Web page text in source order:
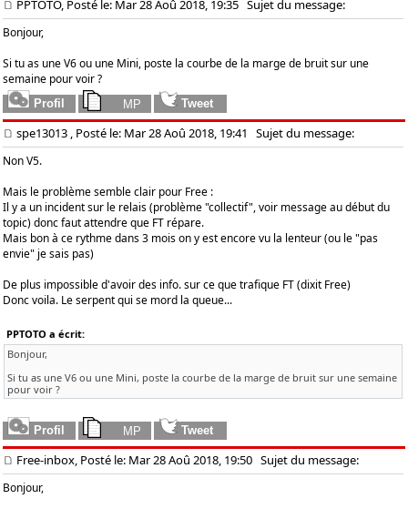
PPTOTO, Posté le: Mar 28 Aoû 2018, 19:35 Sujet du message:
Bonjour,
Si tu as une V6 ou une Mini, poste la courbe de la marge de bruit sur une
semaine pour voir ?
spe13013 , Posté le: Mar 28 Aoû 2018, 19:41 Sujet du message:
Non V5.
Mais le problème semble clair pour Free :
Il y a un incident sur le relais (problème "collectif", voir message au début du
topic) donc faut attendre que FT répare.
Mais bon à ce rythme dans 3 mois on y est encore vu la lenteur (ou le "pas
envie" je sais pas)
De plus impossible d'avoir des info. sur ce que trafique FT (dixit Free)
Donc voila. Le serpent qui se mord la queue...
PPTOTO a écrit:
Bonjour,
Si tu as une V6 ou une Mini, poste la courbe de la marge de bruit sur une semaine
pour voir ?
Free-inbox, Posté le: Mar 28 Aoû 2018, 19:50 Sujet du message:
Bonjour,